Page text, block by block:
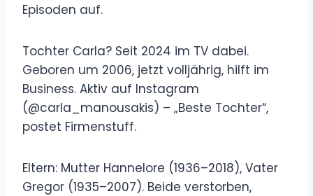
Episoden auf.
Tochter Carla? Seit 2024 im TV dabei.
Geboren um 2006, jetzt volljährig, hilft im
Business. Aktiv auf Instagram
(@carla_manousakis) – „Beste Tochter“,
postet Firmenstuff.
Eltern: Mutter Hannelore (1936–2018), Vater
Gregor (1935–2007). Beide verstorben,